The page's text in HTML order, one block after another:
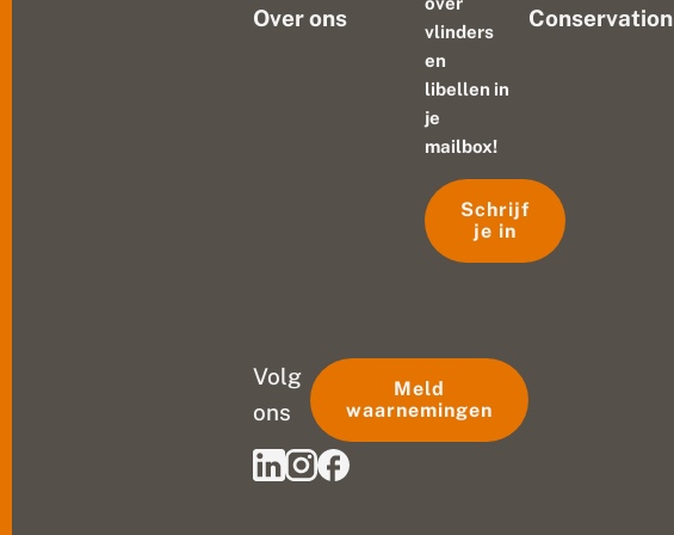
Over ons
Conservation
vlinders
en
libellen in
je
mailbox!
Schrijf
je in
Volg
ons
Meld
waarnemingen